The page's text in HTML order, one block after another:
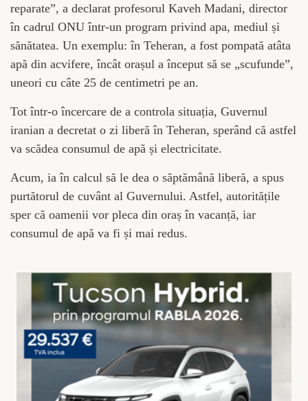
reparate”, a declarat profesorul Kaveh Madani, director
în cadrul ONU într-un program privind apa, mediul și
sănătatea. Un exemplu: în Teheran, a fost pompată atâta
apă din acvifere, încât orașul a început să se „scufunde”,
uneori cu câte 25 de centimetri pe an.
Tot într-o încercare de a controla situația, Guvernul
iranian a decretat o zi liberă în Teheran, sperând că astfel
va scădea consumul de apă și electricitate.
Acum, ia în calcul să le dea o săptămână liberă, a spus
purtătorul de cuvânt al Guvernului. Astfel, autoritățile
sper că oamenii vor pleca din oraș în vacanță, iar
consumul de apă va fi și mai redus.